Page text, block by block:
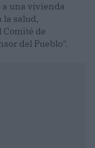
a una vivienda
la salud,
de
del Pueblo".